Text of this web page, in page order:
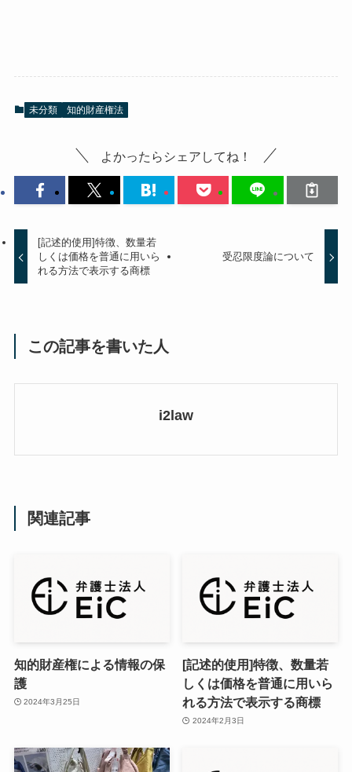
未分類 知的財産権法
よかったらシェアしてね！
[記述的使用]特徴、数量若
しくは価格を普通に用いら
れる方法で表示する商標
受忍限度論について
この記事を書いた人
i2law
関連記事
知的財産権による情報の保
護
2024年3月25日
[記述的使用]特徴、数量若
しくは価格を普通に用いら
れる方法で表示する商標
2024年2月3日